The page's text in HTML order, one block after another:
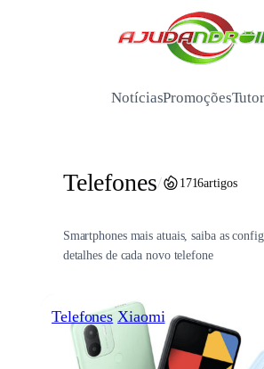
NotíciasPromoções
Telefones/ 1716artigos
Smartphones mais atuais, saiba as
detalhes de cada novo telefone
Telefones Xiaomi